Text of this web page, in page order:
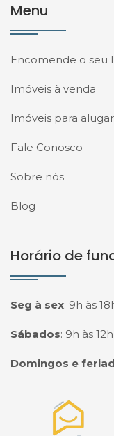
Menu
Encomende o seu
Imóveis à venda
Imóveis para alugar
Fale Conosco
Sobre nós
Blog
Horário de
Seg à sex: 9h às
Sábados: 9h às 12h
Domingos e
Página inicial